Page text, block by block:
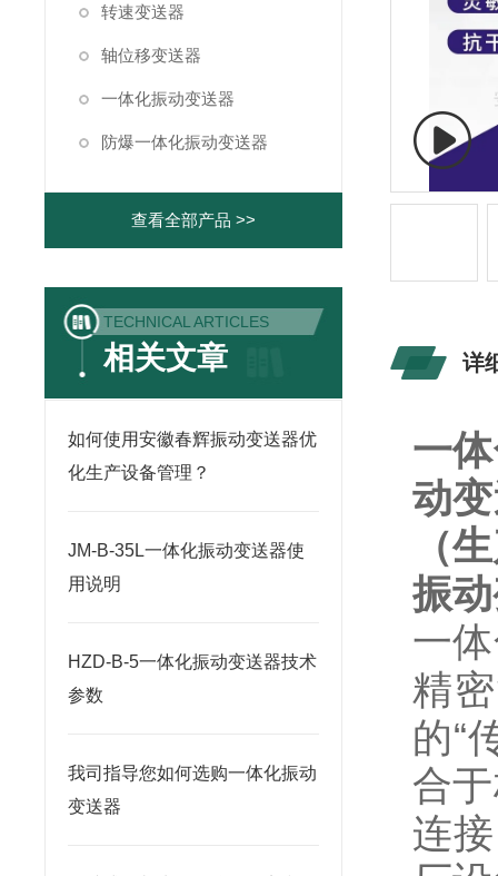
转速变送器
轴位移变送器
一体化振动变送器
防爆一体化振动变送器
查看全部产品 >>
TECHNICAL ARTICLES
相关文章
如何使用安徽春辉振动变送器优
化生产设备管理？
JM-B-35L一体化振动变送器使
用说明
HZD-B-5一体化振动变送器技术
参数
我司指导您如何选购一体化振动
变送器
详
一
动
（
振
一
精
的“
合
连